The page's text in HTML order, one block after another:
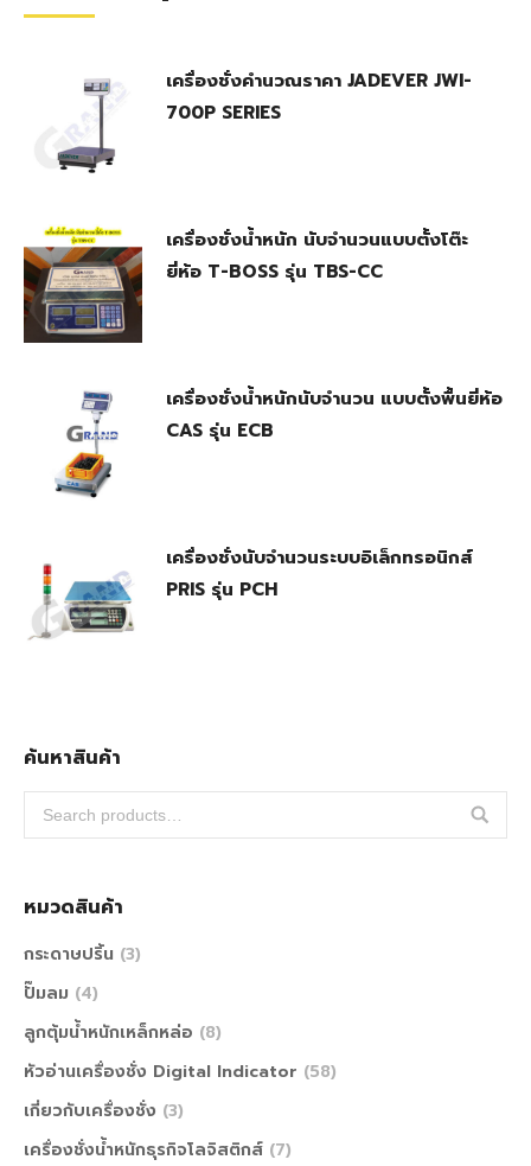
เครื่องชั่งคำนวณราคา JADEVER JWI-
700P SERIES
เครื่องชั่งน้ำหนัก นับจำนวนแบบตั้งโต๊ะ
ยี่ห้อ T-BOSS รุ่น TBS-CC
เครื่องชั่งน้ำหนักนับจำนวน แบบตั้งพื้นยี่ห้อ
CAS รุ่น ECB
เครื่องชั่งนับจำนวนระบบอิเล็กทรอนิกส์
PRIS รุ่น PCH
ค้นหาสินค้า
หมวดสินค้า
กระดาษปริ้น (3)
ปั๊มลม (4)
ลูกตุ้มน้ำหนักเหล็กหล่อ (8)
หัวอ่านเครื่องชั่ง Digital Indicator (58)
เกี่ยวกับเครื่องชั่ง (3)
เครื่องชั่งน้ำหนักธุรกิจโลจิสติกส์ (7)